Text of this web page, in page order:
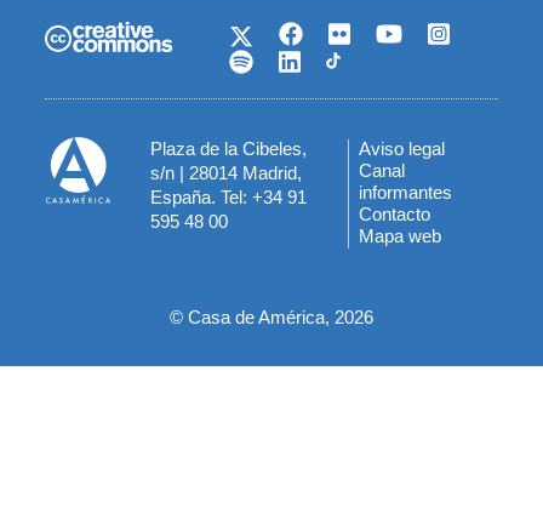
Plaza de la Cibeles,
s/n | 28014 Madrid,
España. Tel: +34 91
595 48 00
Menú
del
pie
Aviso legal
Canal
informantes
Contacto
Mapa web
© Casa de América, 2026